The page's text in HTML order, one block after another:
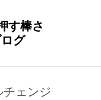
棒さ
グ
ェンジ